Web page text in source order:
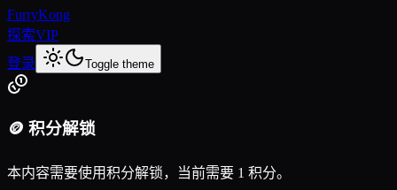
FurryKong
探索VIP
登录
Toggle theme
🪙 积分解锁
本内容需要使用积分解锁，当前需要 1 积分。